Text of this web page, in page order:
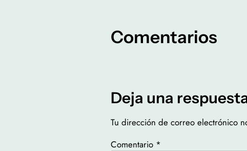
Comentarios
Deja una
Tu dirección de correo electrónico
Comentario *